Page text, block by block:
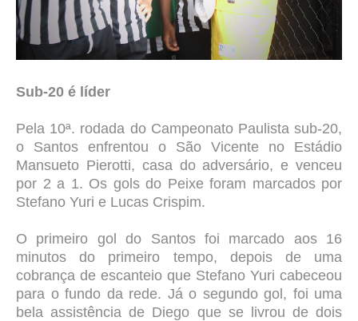
Sub-20 é líder
Pela 10ª. rodada do Campeonato Paulista sub-20,
o Santos enfrentou o São Vicente no Estádio
Mansueto Pierotti, casa do adversário, e venceu
por 2 a 1. Os gols do Peixe foram marcados por
Stefano Yuri e Lucas Crispim.
O primeiro gol do Santos foi marcado aos 16
minutos do primeiro tempo, depois de uma
cobrança de escanteio que Stefano Yuri cabeceou
para o fundo da rede. Já o segundo gol, foi uma
bela assistência de Diego que se livrou de dois